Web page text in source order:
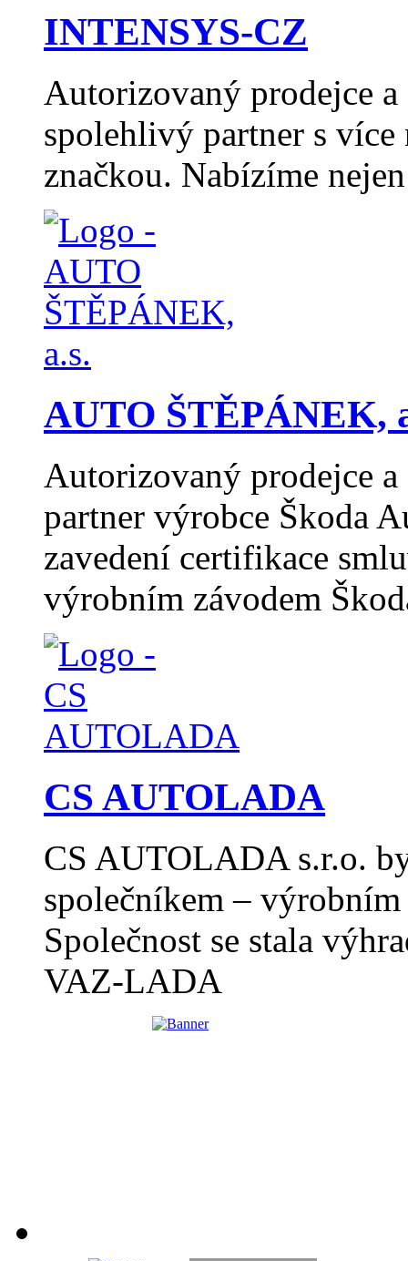
INTENSYS-CZ
Autorizovaný prodejce
spolehlivý partner s více
značkou. Nabízíme
AUTO ŠTĚPÁNEK,
Autorizovaný prodejce
partner výrobce Škoda
zavedení certifikace
výrobním závodem
CS AUTOLADA
CS AUTOLADA s.r.o.
společníkem –
Společnost se stala
VAZ-LADA